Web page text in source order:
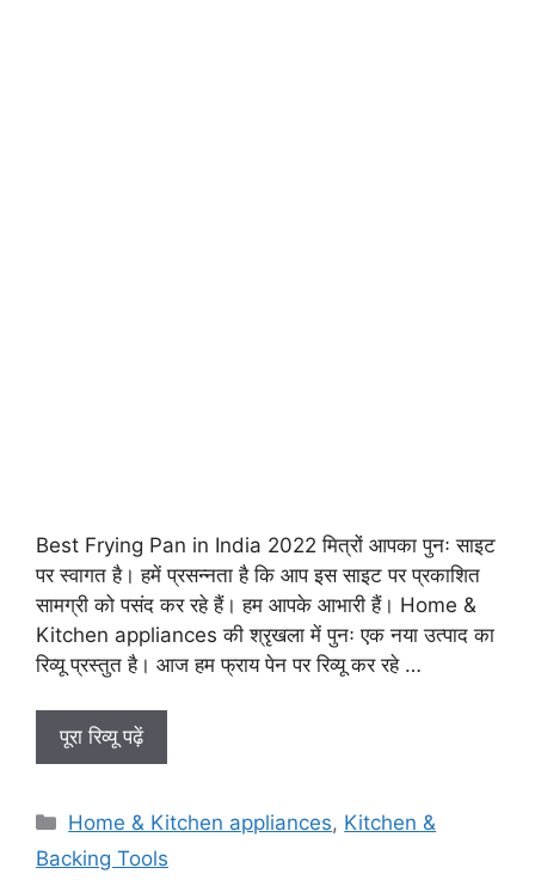
Best Frying Pan in India 2022 मित्रों आपका पुनः साइट
पर स्वागत है। हमें प्रसन्नता है कि आप इस साइट पर प्रकाशित
सामग्री को पसंद कर रहे हैं। हम आपके आभारी हैं। Home &
Kitchen appliances की श्रृखला में पुनः एक नया उत्पाद का
रिव्यू प्रस्तुत है। आज हम फ्राय पेन पर रिव्यू कर रहे …
पूरा रिव्यू पढ़ें
Categories
Home & Kitchen appliances, Kitchen &
Backing Tools